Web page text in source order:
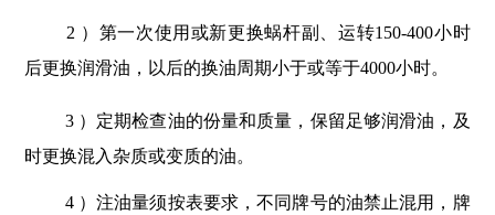
2 ）第一次使用或新更换蜗杆副、运转150-400小时
后更换润滑油，以后的换油周期小于或等于4000小时。
3 ）定期检查油的份量和质量，保留足够润滑油，及
时更换混入杂质或变质的油。
4 ）注油量须按表要求，不同牌号的油禁止混用，牌